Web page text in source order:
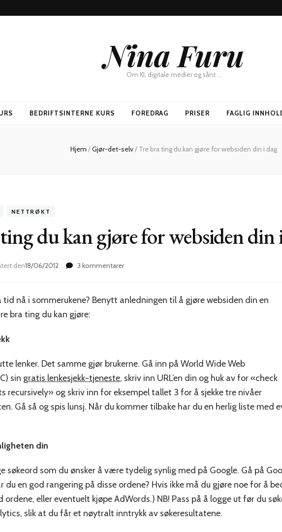
Nina Furu
Om KI, digitale medier og sånt …
BEDRIFTSINTERNE KURS FOREDRAG PRISER FAGLIG
Hjem /Gjør-det-selv/ Tre bra ting du kan gjøre for websiden din i dag
NETTRØKT
du kan gjøre for websiden din
den18/06/2012 3 kommentarertil
ting
i
dag
nå i sommerukene? Benytt anledningen til å gjøre websiden din en
bra ting du kan gjøre:
lenker. Det samme gjør brukerne. Gå inn på World Wide Web
sin gratis lenkesjekk-tjeneste, skriv inn URL’en din og huk av for «check
recursively» og skriv inn for eksempel tallet 3 for å sjekke tre nivåer
Gå så og spis lunsj. Når du kommer tilbake har du en herlig liste med
din
søkeord som du ønsker å være tydelig synlig med på Google. Gå på
du en god rangering på disse ordene? Hvis ikke må du gjøre noe for å
ordene, eller eventuelt kjøpe AdWords.) NB! Pass på å logge ut før du
slik at du får et nøytralt inntrykk av søkeresultatene.